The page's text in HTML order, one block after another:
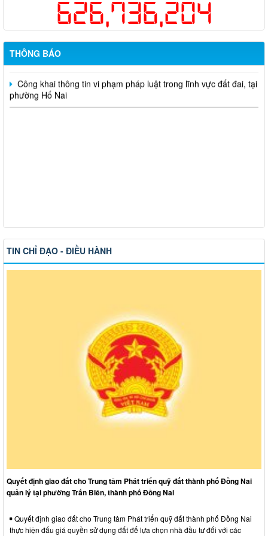
626,736,204
THÔNG BÁO
một lần cho người dân trên địa bàn thành phố Đồng Nai
việc
Công khai thông tin vi phạm pháp luật trong lĩnh vực đất đai, tại
phường Hố Nai
TIN CHỈ ĐẠO - ĐIỀU HÀNH
Quyết định giao đất cho Trung tâm Phát triển quỹ đất thành phố Đồng Nai
quản lý tại phường Trấn Biên, thành phố Đồng Nai
Quyết định giao đất cho Trung tâm Phát triển quỹ đất thành phố Đồng Nai
thực hiện đấu giá quyền sử dụng đất để lựa chọn nhà đầu tư đối với các